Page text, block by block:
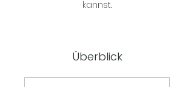
Überblick